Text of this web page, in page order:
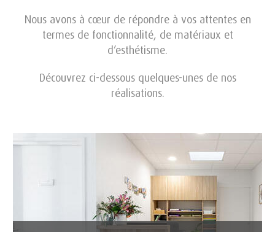
Nous avons à cœur de répondre à vos attentes en
termes de fonctionnalité, de matériaux et
d’esthétisme.
Découvrez ci-dessous quelques-unes de nos
réalisations.